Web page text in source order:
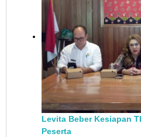
Levita Beber Kesiapan
Peserta